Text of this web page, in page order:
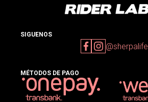
SIGUENOS
@sherpalife
MÉTODOS DE PAGO